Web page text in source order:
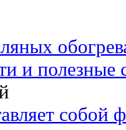
и полезные
собой